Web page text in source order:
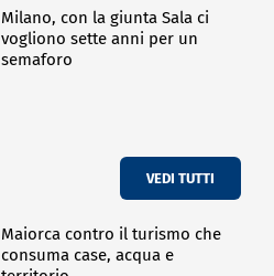
Milano, con la giunta Sala ci
vogliono sette anni per un
semaforo
VEDI TUTTI
Maiorca contro il turismo che
consuma case, acqua e